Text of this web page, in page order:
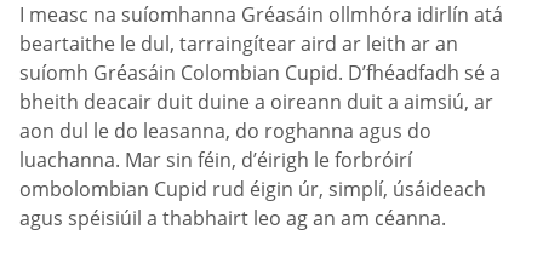
I measc na suíomhanna Gréasáin ollmhóra idirlín atá
beartaithe le dul, tarraingítear aird ar leith ar an
suíomh Gréasáin Сolombian Сupid. D’fhéadfadh sé a
bheith deacair duit duine a oireann duit a aimsiú, ar
aon dul le do leasanna, do roghanna agus do
luachanna. Mar sin féin, d’éirigh le forbróirí
ombolombian Сupid rud éigin úr, simplí, úsáideach
agus spéisiúil a thabhairt leo ag an am céanna.